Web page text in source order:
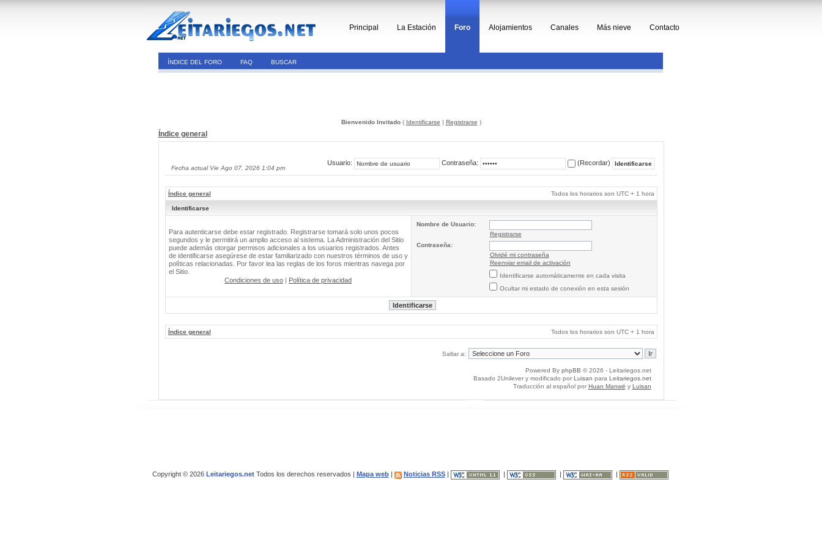
Principal La Estación Foro Alojamientos Canales Más nieve Contacto
ÍNDICE DEL FORO FAQ BUSCAR
Bienvenido Invitado( Identificarse | Registrarse )
Índice general
Fecha actual Vie Ago 07, 2026 1:04 pm
Usuario: Contraseña: (Recordar)
Índice general Todos los horarios son UTC + 1 hora
Identificarse
Para autenticarse debe estar registrado. Registrarse tomará solo unos pocos
segundos y le permitirá un amplio acceso al sistema. La Administración del Sitio
puede además otorgar permisos adicionales a los usuarios registrados. Antes
de identificarse asegúrese de estar familiarizado con nuestros términos de uso y
políticas relacionadas. Por favor lea las reglas de los foros mientras navega por
el Sitio.
Condiciones de uso | Política de privacidad
Nombre de Usuario:
Registrarse
Contraseña:
Olvidé mi contraseña
Reenviar email de activación
Identificarse automáticamente en cada visita
Ocultar mi estado de conexión en esta sesión
Índice general Todos los horarios son UTC + 1 hora
Saltar a:
Powered By phpBB © 2026 - Leitariegos.net
Basado 2Unilever y modificado por Luisan para Leitariegos.net
Traducción al español por Huan Manwë y Luisan
Copyright © 2026 Leitariegos.netTodos los derechos reservados | Mapa web| Noticias RSS|